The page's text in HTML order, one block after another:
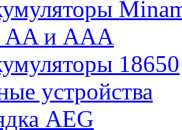
AA и AAA
18650
устройства
AEG